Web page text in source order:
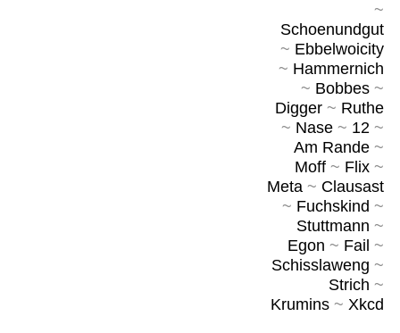
~
Schoenundgut
~ Ebbelwoicity
~ Hammernich
~ Bobbes~
Digger~ Ruthe
~ Nase~ 12~
Am Rande~
Moff~ Flix~
Meta~ Clausast
~ Fuchskind ~
Stuttmann ~
Egon ~ Fail ~
Schisslaweng ~
Strich ~
Krumins~ Xkcd